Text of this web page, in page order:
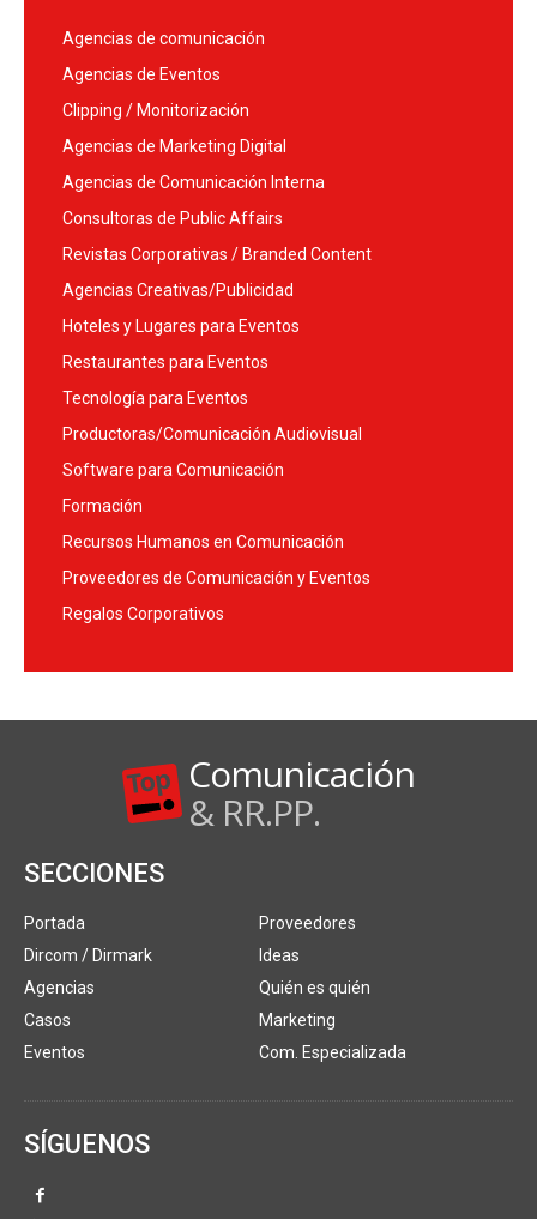
Agencias de comunicación
Agencias de Eventos
Clipping / Monitorización
Agencias de Marketing Digital
Agencias de Comunicación Interna
Consultoras de Public Affairs
Revistas Corporativas / Branded Content
Agencias Creativas/Publicidad
Hoteles y Lugares para Eventos
Restaurantes para Eventos
Tecnología para Eventos
Productoras/Comunicación Audiovisual
Software para Comunicación
Formación
Recursos Humanos en Comunicación
Proveedores de Comunicación y Eventos
Regalos Corporativos
Comunicación
& RR.PP.
SECCIONES
Portada
Dircom / Dirmark
Agencias
Casos
Eventos
Proveedores
Ideas
Quién es quién
Marketing
Com. Especializada
SÍGUENOS